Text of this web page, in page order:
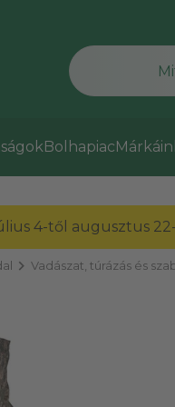
Bolhapiac
4-től augusztus
chevron_right Vadászat, túrázás és